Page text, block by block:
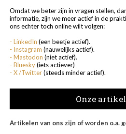
Omdat we beter zijn in vragen stellen,
informatie, zijn we meer actief in de
ons echter toch online wilt volgen:
- LinkedIn (een beetje actief).
- Instagram (nauwelijks actief).
- Mastodon (niet actief).
- Bluesky(iets actiever)
- X /Twitter(steeds minder actief).
Onze
Artikelen van ons zijn of worden o.a.